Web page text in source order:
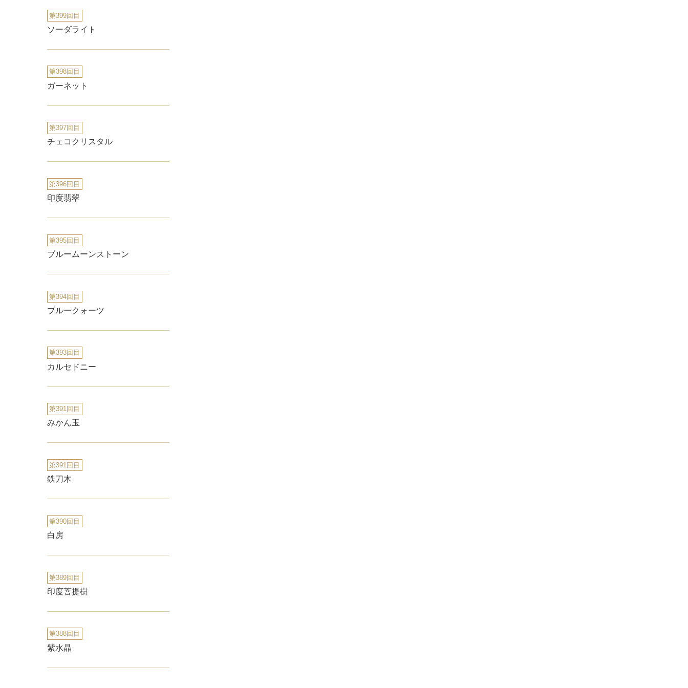
第399回目
ソーダライト
第398回目
ガーネット
第397回目
チェコクリスタル
第396回目
印度翡翠
第395回目
ブルームーンストーン
第394回目
ブルークォーツ
第393回目
カルセドニー
第391回目
みかん玉
第391回目
鉄刀木
第390回目
白房
第389回目
印度菩提樹
第388回目
紫水晶